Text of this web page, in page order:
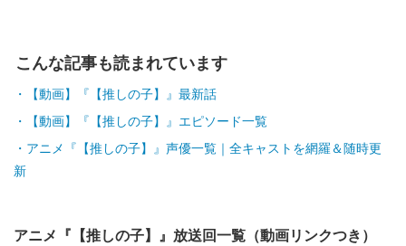
こんな記事も読まれています
【動画】『【推しの子】』最新話
【動画】『【推しの子】』エピソード一覧
アニメ『【推しの子】』声優一覧｜全キャストを網羅＆随時更
新
アニメ『【推しの子】』放送回一覧（動画リンクつき）